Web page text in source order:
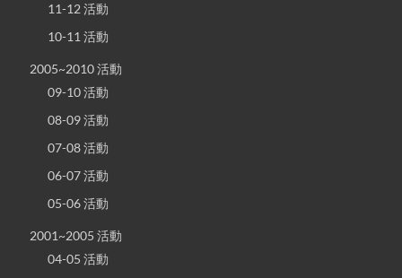
11-12 活動
10-11 活動
2005~2010 活動
09-10 活動
08-09 活動
07-08 活動
06-07 活動
05-06 活動
2001~2005 活動
04-05 活動